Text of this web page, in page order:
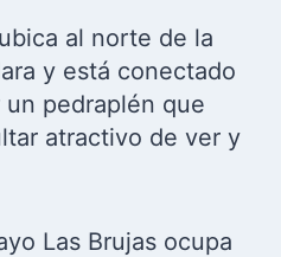
al norte de la
y está conectado
pedraplén que
atractivo de ver y
Las Brujas ocupa